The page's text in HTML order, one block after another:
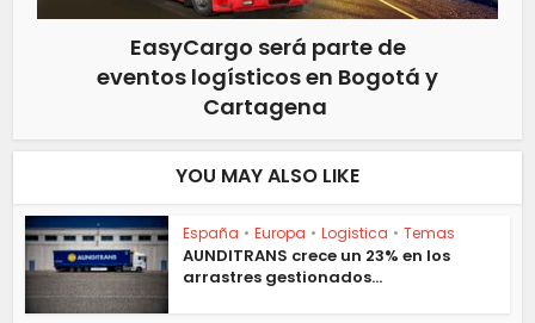
EasyCargo será parte de
eventos logísticos en Bogotá y
Cartagena
YOU MAY ALSO LIKE
España • Europa • Logistica • Temas
AUNDITRANS crece un 23% en los
arrastres gestionados...